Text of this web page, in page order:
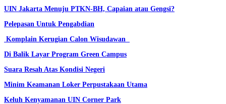
UIN Jakarta Menuju PTKN-BH, Capaian atau Gengsi?
Pelepasan Untuk Pengabdian
Komplain Kerugian Calon Wisudawan
Di Balik Layar Program Green Campus
Suara Resah Atas Kondisi Negeri
Minim Keamanan Loker Perpustakaan Utama
Keluh Kenyamanan UIN Corner Park